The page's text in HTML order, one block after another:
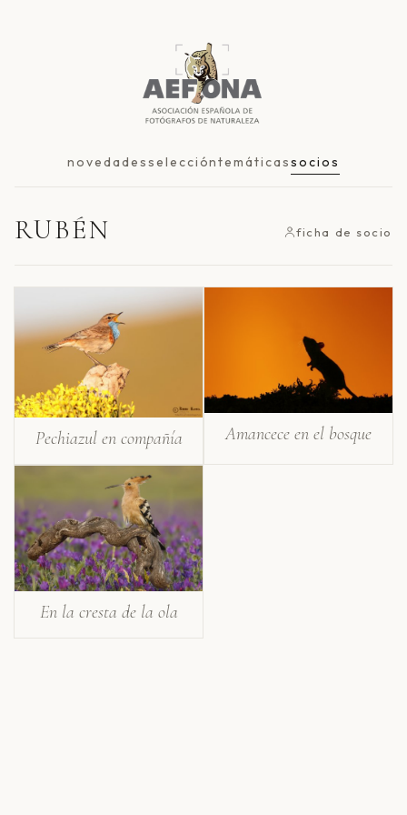
novedadesseleccióntemáticassocios
RUBÉN ficha de socio
Pechiazul en compañía Amancece en el bosque
En la cresta de la ola